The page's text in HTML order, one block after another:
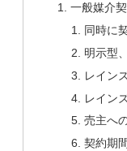
一般媒介
同時に
明示型
レイン
レイン
売主へ
契約期間